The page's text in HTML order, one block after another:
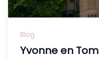
Blog
Yvonne en Tom